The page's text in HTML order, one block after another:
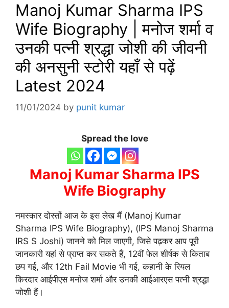
Manoj Kumar Sharma IPS
Wife Biography | मनोज शर्मा व
उनकी पत्नी श्रद्धा जोशी की जीवनी
की अनसुनी स्टोरी यहाँ से पढ़ें
Latest 2024
11/01/2024 by punit kumar
Spread the love
Manoj Kumar Sharma IPS
Wife Biography
नमस्कार दोस्तों आज के इस लेख मैं (Manoj Kumar
Sharma IPS Wife Biography), (IPS Manoj Sharma
IRS S Joshi) जानने को मिल जाएगी, जिसे पढ़कर आप पूरी
जानकारी यहां से प्राप्त कर सकते हैं, 12वीं फेल शीर्षक से किताब
छप गई, और 12th Fail Movie भी गई, कहानी के रियल
किरदार आईपीएस मनोज शर्मा और उनकी आईआरएस पत्नी श्रद्धा
जोशी हैं।